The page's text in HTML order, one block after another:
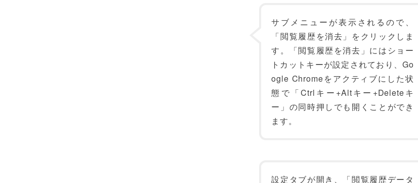
サブメニューが表示されるので、
「閲覧履歴を消去」をクリックしま
す。「閲覧履歴を消去」にはショー
トカットキーが設定されており、Go
ogle Chromeをアクティブにした状
態で「Ctrlキー+Altキー+Deleteキ
ー」の同時押しでも開くことができ
ます。
設定タブが開き、「閲覧履歴データ